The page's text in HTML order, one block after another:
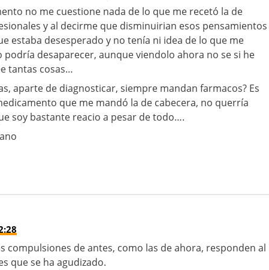
no me cuestione nada de lo que me recetó la de
y al decirme que disminuirian esos pensamientos
estaba desesperado y no tenía ni idea de lo que me
podría desaparecer, aunque viendolo ahora no se si he
tantas cosas…
aparte de diagnosticar, siempre mandan farmacos? Es
que me mandó la de cabecera, no querría
soy bastante reacio a pesar de todo….
compulsiones de antes, como las de ahora, responden al
que se ha agudizado.